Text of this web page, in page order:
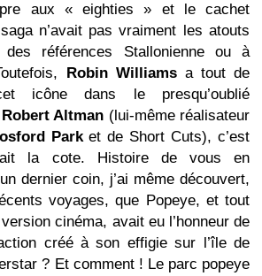
aux « eighties » et le cachet
n’avait pas vraiment les atouts
références Stallonienne ou à
Robin Williamsa tout de
icône dans le presqu’oublié
Robert Altman (lui-même réalisateur
Parket de Short Cuts), c’est
la cote. Histoire de vous en
dernier coin, j’ai même découvert,
voyages, que Popeye, et tout
cinéma, avait eu l’honneur de
créé à son effigie sur l’île de
? Et comment ! Le parc popeye